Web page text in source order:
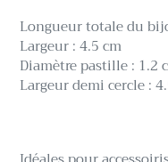
Longueur totale du
Largeur : 4.5 cm
Diamètre pastille : 1.2
Largeur demi cercle :